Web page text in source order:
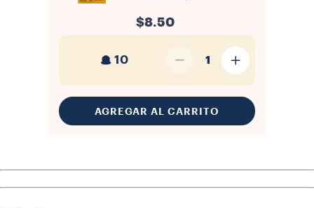
$8.50
10 1
AGREGAR AL CARRITO